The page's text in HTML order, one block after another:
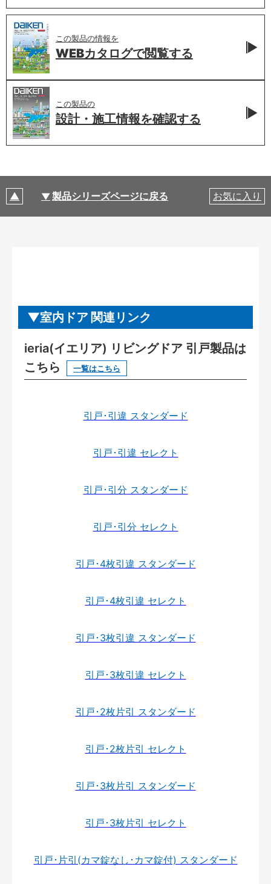
この製品の情報を
WEBカタログで閲覧する
この製品の
設計・施工情報を確認する
製品シリーズページに戻る お気に入り
室内ドア 関連リンク
ieria(イエリア) リビングドア 引戸製品は
こちら
一覧はこちら
引戸･引違 スタンダード
引戸･引違 セレクト
引戸･引分 スタンダード
引戸･引分 セレクト
引戸･4枚引違 スタンダード
引戸･4枚引違 セレクト
引戸･3枚引違 スタンダード
引戸･3枚引違 セレクト
引戸･2枚片引 スタンダード
引戸･2枚片引 セレクト
引戸･3枚片引 スタンダード
引戸･3枚片引 セレクト
引戸･片引(カマ錠なし･カマ錠付) スタンダード